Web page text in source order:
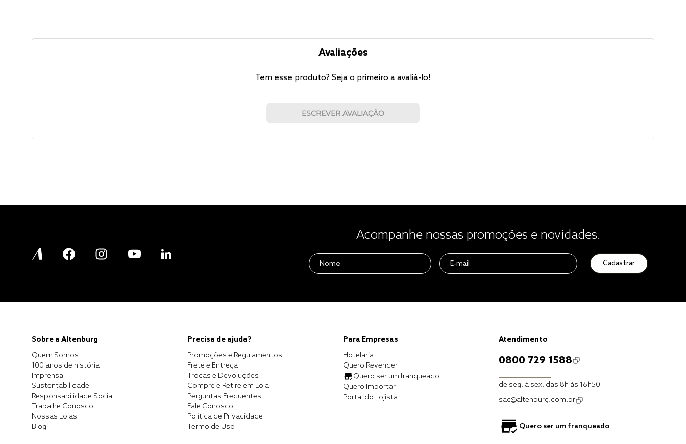
Avaliações
Tem esse produto? Seja o primeiro a avaliá-lo!
ESCREVER AVALIAÇÃO
Acompanhe nossas promoções e novidades.
Cadastrar
Sobre a Altenburg
Quem Somos
100 anos de história
Imprensa
Sustentabilidade
Responsabilidade Social
Trabalhe Conosco
Nossas Lojas
Blog
Precisa de ajuda?
Promoções e Regulamentos
Frete e Entrega
Trocas e Devoluções
Compre e Retire em Loja
Perguntas Frequentes
Fale Conosco
Política de Privacidade
Termo de Uso
Para Empresas
Hotelaria
Quero Revender
Quero ser um franqueado
Quero Importar
Portal do Lojista
Atendimento
0800 729 1588
de seg. à sex. das 8h às 16h50
sac@altenburg.com.br
Quero ser um franqueado